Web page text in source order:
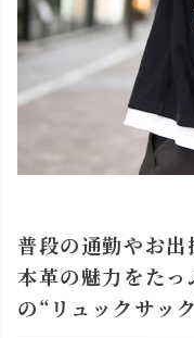
普段の通勤やお
本革の魅力をた
の“リュックサッ